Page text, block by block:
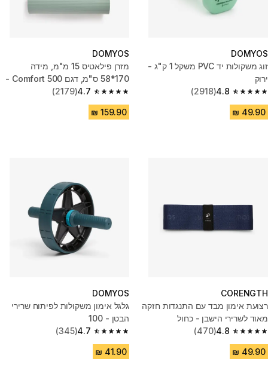
DOMYOS
זוג משקולות יד PVC משקל 1 ק"ג -
ירוק
4.8
4.8 out of 5 stars from 2918 reviews
(2918)
DOMYOS
מזרן פילאטיס 15 מ"מ, מידה
170*58 ס"מ, דגם Comfort 500 -
ירוק
4.7
4.7 out of 5 stars from 2179 reviews
(2179)
CORENGTH
רצועת אימון מבד עם התנגדות חזקה
מאוד לשרירי הישבן - כחול
4.8
4.8 out of 5 stars from 470 reviews
(470)
DOMYOS
גלגל אימון משקולות לפיתוח שרירי
הבטן - 100
4.7
4.7 out of 5 stars from 345 reviews
(345)